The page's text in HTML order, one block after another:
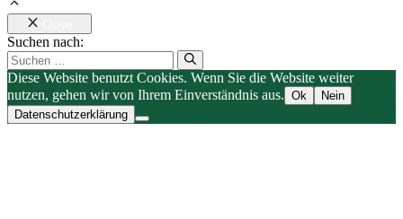
Suchen nach:
Diese Website benutzt Cookies. Wenn Sie die Website weiter
nutzen, gehen wir von Ihrem Einverständnis aus. Ok
Nein
Datenschutzerklärung